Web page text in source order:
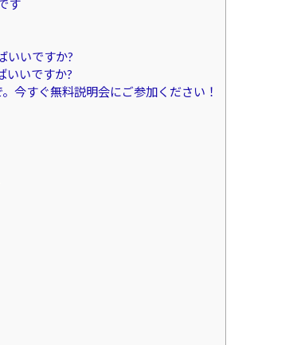
す
いいですか?
いいですか?
今すぐ無料説明会にご参加ください！